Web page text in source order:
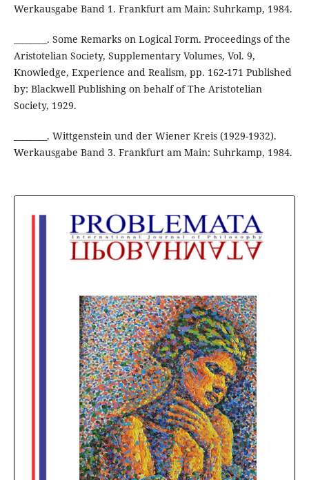
Werkausgabe Band 1. Frankfurt am Main: Suhrkamp, 1984.
________. Some Remarks on Logical Form. Proceedings of the
Aristotelian Society, Supplementary Volumes, Vol. 9,
Knowledge, Experience and Realism, pp. 162-171 Published
by: Blackwell Publishing on behalf of The Aristotelian
Society, 1929.
________. Wittgenstein und der Wiener Kreis (1929-1932).
Werkausgabe Band 3. Frankfurt am Main: Suhrkamp, 1984.